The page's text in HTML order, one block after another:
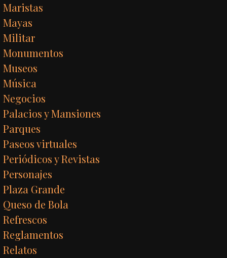
Maristas
Mayas
Militar
Monumentos
Museos
Música
Negocios
Palacios y Mansiones
Parques
Paseos virtuales
Periódicos y Revistas
Personajes
Plaza Grande
Queso de Bola
Refrescos
Reglamentos
Relatos